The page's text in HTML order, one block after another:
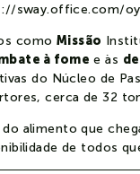
sway.office.com/
como Missão
à fome e às
do Núcleo de
cerca de 32
do alimento que
de todos